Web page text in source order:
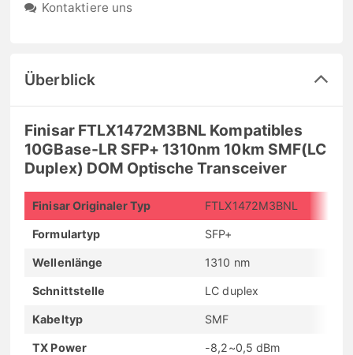
Kontaktiere uns
Überblick
Finisar FTLX1472M3BNL Kompatibles
10GBase-LR SFP+ 1310nm 10km SMF(LC
Duplex) DOM Optische Transceiver
Finisar Originaler Typ FTLX1472M3BNL
Formulartyp SFP+
Wellenlänge 1310 nm
Schnittstelle LC duplex
Kabeltyp SMF
TX Power -8,2~0,5 dBm